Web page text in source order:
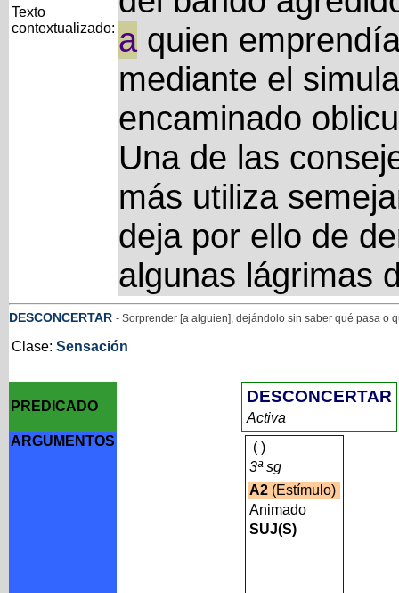
Texto
contextualizado: aquien
mediante el
encaminado
Una de las
más utiliza
deja por ello de
algunas lágrimas
DESCONCERTAR - Sorprender [a alguien], dejándolo sin saber qué pasa o
Clase: Sensación
PREDICADO
DESCONCERTAR
Activa
ARGUMENTOS
()
3ª sg
A2(Estímulo)
Animado
SUJ(S)